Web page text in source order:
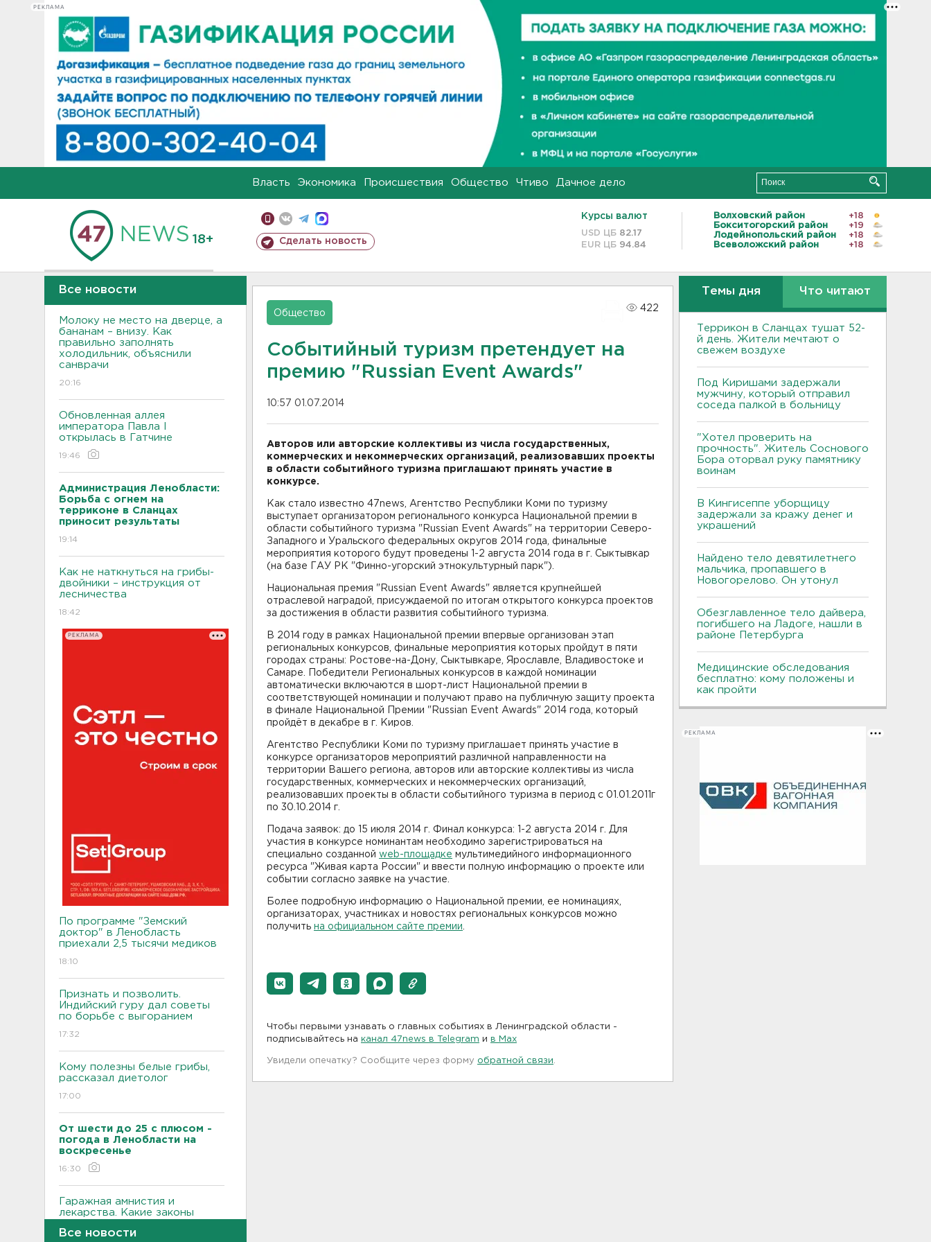
РЕКЛАМА
Власть Экономика Происшествия Общество Чтиво Дачное дело
18+ Сделать новость
Курсы валют
USD ЦБ 82.17
EUR ЦБ 94.84
Волховский район
+18
Бокситогорский район
+19
Лодейнопольский район
+18
Всеволожский район
+18
Все новости
Молоку не место на дверце, а
бананам – внизу. Как
правильно заполнять
холодильник, объяснили
санврачи
20:16
Обновленная аллея
императора Павла I
открылась в Гатчине
19:46
Администрация Ленобласти:
Борьба с огнем на
терриконе в Сланцах
приносит результаты
19:14
Как не наткнуться на грибы-
двойники – инструкция от
лесничества
18:42
РЕКЛАМА
По программе "Земский
доктор" в Ленобласть
приехали 2,5 тысячи медиков
18:10
Признать и позволить.
Индийский гуру дал советы
по борьбе с выгоранием
17:32
Кому полезны белые грибы,
рассказал диетолог
17:00
От шести до 25 с плюсом -
погода в Ленобласти на
воскресенье
16:30
Гаражная амнистия и
лекарства. Какие законы
Все новости
Общество
422
Событийный туризм претендует на
премию "Russian Event Awards"
10:57 01.07.2014
Авторов или авторские коллективы из числа государственных,
коммерческих и некоммерческих организаций, реализовавших проекты
в области событийного туризма приглашают принять участие в
конкурсе.
Как стало известно 47news, Агентство Республики Коми по туризму
выступает организатором регионального конкурса Национальной премии в
области событийного туризма "Russian Event Awards" на территории Северо-
Западного и Уральского федеральных округов 2014 года, финальные
мероприятия которого будут проведены 1-2 августа 2014 года в г. Сыктывкар
(на базе ГАУ РК "Финно-угорский этнокультурный парк").
Национальная премия "Russian Event Awards" является крупнейшей
отраслевой наградой, присуждаемой по итогам открытого конкурса проектов
за достижения в области развития событийного туризма.
В 2014 году в рамках Национальной премии впервые организован этап
региональных конкурсов, финальные мероприятия которых пройдут в пяти
городах страны: Ростове-на-Дону, Сыктывкаре, Ярославле, Владивостоке и
Самаре. Победители Региональных конкурсов в каждой номинации
автоматически включаются в шорт-лист Национальной премии в
соответствующей номинации и получают право на публичную защиту проекта
в финале Национальной Премии "Russian Event Awards" 2014 года, который
пройдёт в декабре в г. Киров.
Агентство Республики Коми по туризму приглашает принять участие в
конкурсе организаторов мероприятий различной направленности на
территории Вашего региона, авторов или авторские коллективы из числа
государственных, коммерческих и некоммерческих организаций,
реализовавших проекты в области событийного туризма в период с 01.01.2011г
по 30.10.2014 г.
Подача заявок: до 15 июля 2014 г. Финал конкурса: 1-2 августа 2014 г. Для
участия в конкурсе номинантам необходимо зарегистрироваться на
специально созданной web-площадке мультимедийного информационного
ресурса "Живая карта России" и ввести полную информацию о проекте или
событии согласно заявке на участие.
Более подробную информацию о Национальной премии, ее номинациях,
организаторах, участниках и новостях региональных конкурсов можно
получить на официальном сайте премии
Чтобы первыми узнавать о главных событиях в Ленинградской области -
подписывайтесь на канал 47news в Telegram и в Maх
Увидели опечатку? Сообщите через форму обратной связи
Темы дня Что читают
Террикон в Сланцах тушат 52-
й день. Жители мечтают о
свежем воздухе
Под Киришами задержали
мужчину, который отправил
соседа палкой в больницу
"Хотел проверить на
прочность". Житель Соснового
Бора оторвал руку памятнику
воинам
В Кингисеппе уборщицу
задержали за кражу денег и
украшений
Найдено тело девятилетнего
мальчика, пропавшего в
Новогорелово. Он утонул
Обезглавленное тело дайвера,
погибшего на Ладоге, нашли в
районе Петербурга
Медицинские обследования
бесплатно: кому положены и
как пройти
РЕКЛАМА